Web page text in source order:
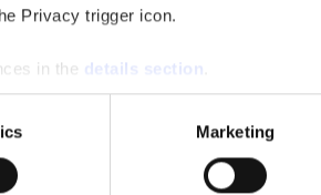
Privacy trigger icon.
in the details section
and to analyse our traffic. We also share
partners who may combine it with
use of their services.
Marketing